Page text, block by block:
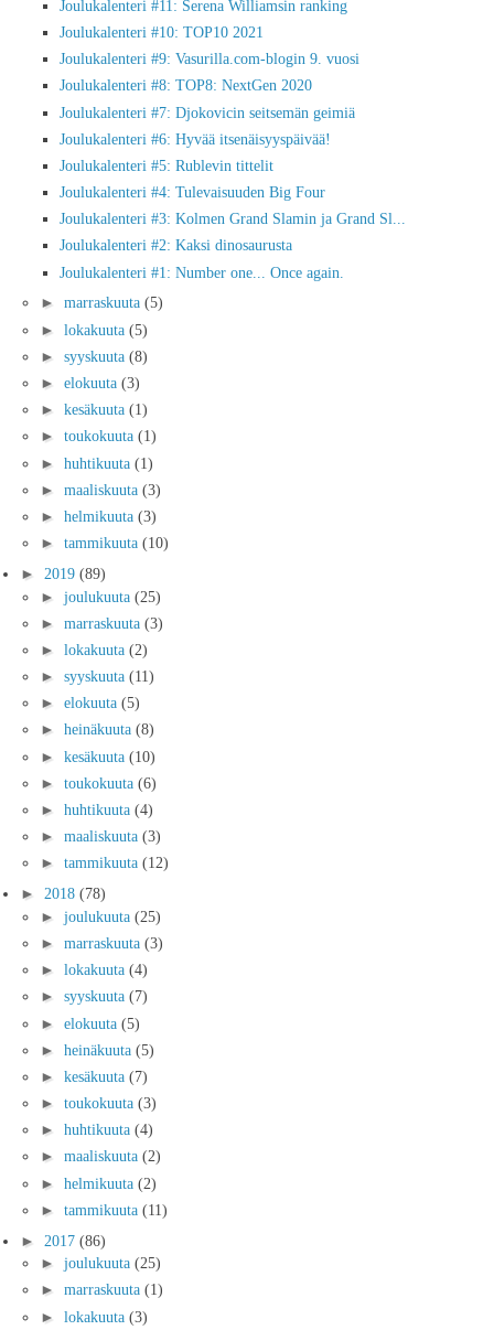
Joulukalenteri #11: Serena Williamsin ranking
Joulukalenteri #10: TOP10 2021
Joulukalenteri #9: Vasurilla.com-blogin 9. vuosi
Joulukalenteri #8: TOP8: NextGen 2020
Joulukalenteri #7: Djokovicin seitsemän geimiä
Joulukalenteri #6: Hyvää itsenäisyyspäivää!
Joulukalenteri #5: Rublevin tittelit
Joulukalenteri #4: Tulevaisuuden Big Four
Joulukalenteri #3: Kolmen Grand Slamin ja Grand Sl...
Joulukalenteri #2: Kaksi dinosaurusta
Joulukalenteri #1: Number one... Once again.
► marraskuuta (5)
► lokakuuta (5)
► syyskuuta (8)
► elokuuta (3)
► kesäkuuta (1)
► toukokuuta (1)
► huhtikuuta (1)
► maaliskuuta (3)
► helmikuuta (3)
► tammikuuta (10)
► 2019 (89)
► joulukuuta (25)
► marraskuuta (3)
► lokakuuta (2)
► syyskuuta (11)
► elokuuta (5)
► heinäkuuta (8)
► kesäkuuta (10)
► toukokuuta (6)
► huhtikuuta (4)
► maaliskuuta (3)
► tammikuuta (12)
► 2018 (78)
► joulukuuta (25)
► marraskuuta (3)
► lokakuuta (4)
► syyskuuta (7)
► elokuuta (5)
► heinäkuuta (5)
► kesäkuuta (7)
► toukokuuta (3)
► huhtikuuta (4)
► maaliskuuta (2)
► helmikuuta (2)
► tammikuuta (11)
► 2017 (86)
► joulukuuta (25)
► marraskuuta (1)
► lokakuuta (3)